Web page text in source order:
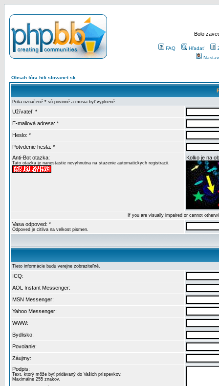
Bolo
FAQ Hľadať
Obsah fóra hifi.slovanet.sk
Polia označené * sú povinné a musia byť vyplnené.
Užívateľ: *
E-mailová adresa: *
Heslo: *
Potvdenie hesla: *
Anti-Bot otazka:
Tato otazka je nanestastie nevyhnutna na stazenie automatickych registracii.
Kolko je na
If you are visually impaired or cannot
Vasa odpoved: *
Odpoved je citliva na velkost pismen.
Tieto informácie budú verejne zobraziteľné.
ICQ:
AOL Instant Messenger:
MSN Messenger:
Yahoo Messenger:
WWW:
Bydlisko:
Povolanie:
Záujmy:
Podpis:
Text, ktorý môže byť pridávaný do Vašich príspevkov.
Maximálne 255 znakov.